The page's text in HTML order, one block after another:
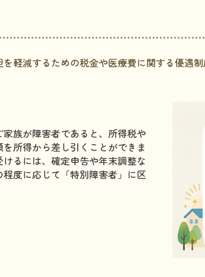
軽減するための税金や医療費に関する優遇
族が障害者であると、所得税や
所得から差し引くことができま
るには、確定申告や年末調整な
度に応じて「特別障害者」に区